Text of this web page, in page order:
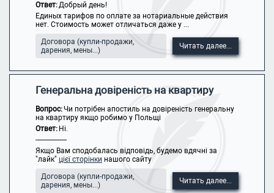
Ответ:Добрый день!
Единых тарифов по оплате за нотариальные действия
нет. Стоимость может отличаться даже у ...
Договора (купли-продажи,
дарения, мены...)
Читать далее...
Генеральна довіреність на квартиру
Вопрос:Чи потрібен апостиль на довіреність генеральну
на квартиру якщо робимо у Польщі
Ответ: Ні.
-----------------
Якщо Вам сподобалась відповідь, будемо вдячні за
"лайк" цієї сторінки нашого сайту
Договора (купли-продажи,
дарения, мены...)
Читать далее...